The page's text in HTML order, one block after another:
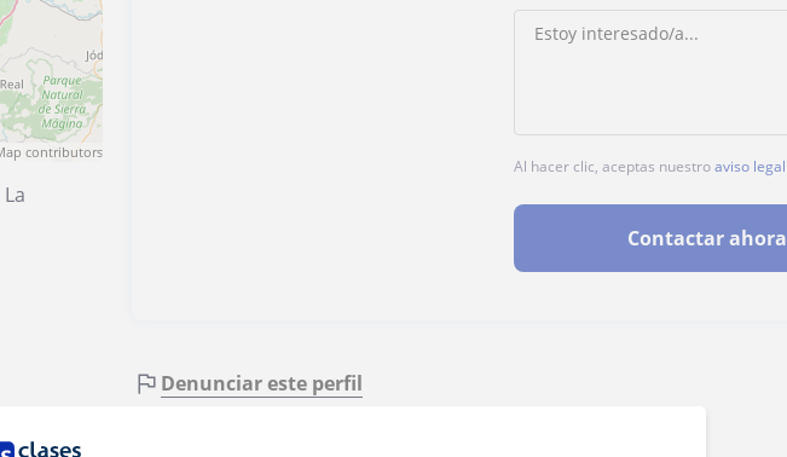
contributors
La
Al hacer clic, aceptas nuestroaviso legal
Contactar ahora
Denunciar este perfil